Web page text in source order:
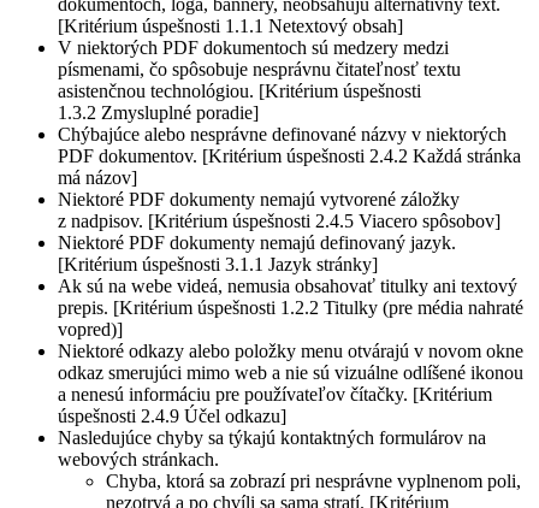
[Kritérium úspešnosti 1.1.1 Netextový obsah]
V niektorých PDF dokumentoch sú medzery medzi
písmenami, čo spôsobuje nesprávnu čitateľnosť textu
asistenčnou technológiou. [Kritérium úspešnosti
1.3.2 Zmysluplné poradie]
Chýbajúce alebo nesprávne definované názvy v niektorých
PDF dokumentov. [Kritérium úspešnosti 2.4.2 Každá stránka
má názov]
Niektoré PDF dokumenty nemajú vytvorené záložky
z nadpisov. [Kritérium úspešnosti 2.4.5 Viacero spôsobov]
Niektoré PDF dokumenty nemajú definovaný jazyk.
[Kritérium úspešnosti 3.1.1 Jazyk stránky]
Ak sú na webe videá, nemusia obsahovať titulky ani textový
prepis. [Kritérium úspešnosti 1.2.2 Titulky (pre média nahraté
vopred)]
Niektoré odkazy alebo položky menu otvárajú v novom okne
odkaz smerujúci mimo web a nie sú vizuálne odlíšené ikonou
a nenesú informáciu pre používateľov čítačky. [Kritérium
úspešnosti 2.4.9 Účel odkazu]
Nasledujúce chyby sa týkajú kontaktných formulárov na
webových stránkach.
Chyba, ktorá sa zobrazí pri nesprávne vyplnenom poli,
nezotrvá a po chvíli sa sama stratí. [Kritérium